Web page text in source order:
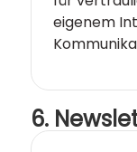
eigenem
6.